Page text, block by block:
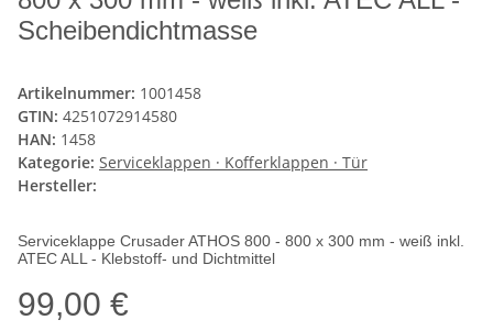
Scheibendichtmasse
Artikelnummer: 1001458
GTIN: 4251072914580
HAN: 1458
Kategorie: Serviceklappen · Kofferklappen · Tür
Hersteller:
Serviceklappe Crusader ATHOS 800 - 800 x 300 mm - weiß inkl.
ATEC ALL - Klebstoff- und Dichtmittel
99,00 €